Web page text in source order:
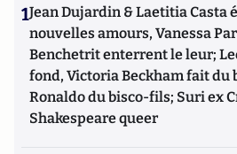
1Jean Dujardin & Laetitia Casta
nouvelles amours, Vanessa
Benchetrit enterrent le leur;
fond, Victoria Beckham fait du
Ronaldo du bisco-fils; Suri ex
Shakespeare queer